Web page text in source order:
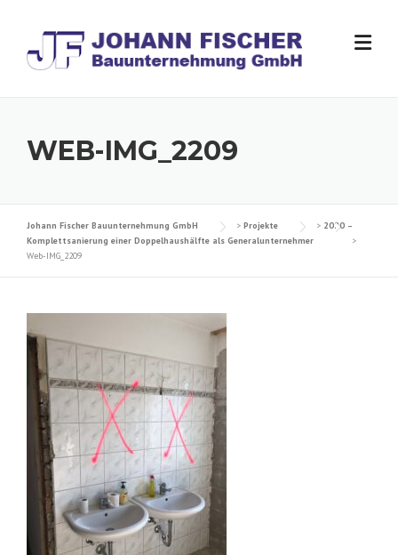
content
WEB-IMG_2209
Johann Fischer Bauunternehmung GmbH > Projekte > 2020 –
Komplettsanierung einer Doppelhaushälfte als Generalunternehmer
>
Web-IMG_2209